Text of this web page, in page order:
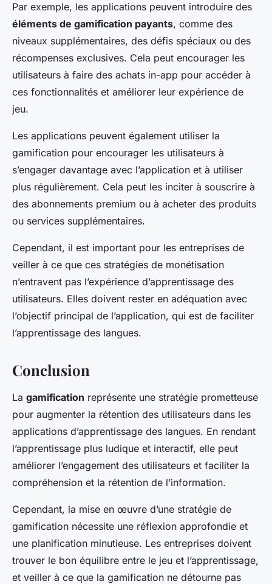
Par exemple, les applications peuvent introduire des
éléments de gamification payants, comme des
niveaux supplémentaires, des défis spéciaux ou des
récompenses exclusives. Cela peut encourager les
utilisateurs à faire des achats in-app pour accéder à
ces fonctionnalités et améliorer leur expérience de
jeu.
Les applications peuvent également utiliser la
gamification pour encourager les utilisateurs à
s’engager davantage avec l’application et à utiliser
plus régulièrement. Cela peut les inciter à souscrire à
des abonnements premium ou à acheter des produits
ou services supplémentaires.
Cependant, il est important pour les entreprises de
veiller à ce que ces stratégies de monétisation
n’entravent pas l’expérience d’apprentissage des
utilisateurs. Elles doivent rester en adéquation avec
l’objectif principal de l’application, qui est de faciliter
l’apprentissage des langues.
Conclusion
La gamification représente une stratégie prometteuse
pour augmenter la rétention des utilisateurs dans les
applications d’apprentissage des langues. En rendant
l’apprentissage plus ludique et interactif, elle peut
améliorer l’engagement des utilisateurs et faciliter la
compréhension et la rétention de l’information.
Cependant, la mise en œuvre d’une stratégie de
gamification nécessite une réflexion approfondie et
une planification minutieuse. Les entreprises doivent
trouver le bon équilibre entre le jeu et l’apprentissage,
et veiller à ce que la gamification ne détourne pas